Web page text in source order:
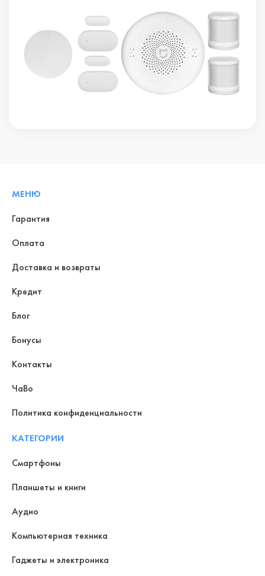
МЕНЮ
Гарантия
Оплата
Доставка и возвраты
Кредит
Блог
Бонусы
Контакты
ЧаВо
Политика конфиденциальности
КАТЕГОРИИ
Смартфоны
Планшеты и книги
Аудио
Компьютерная техника
Гаджеты и электроника